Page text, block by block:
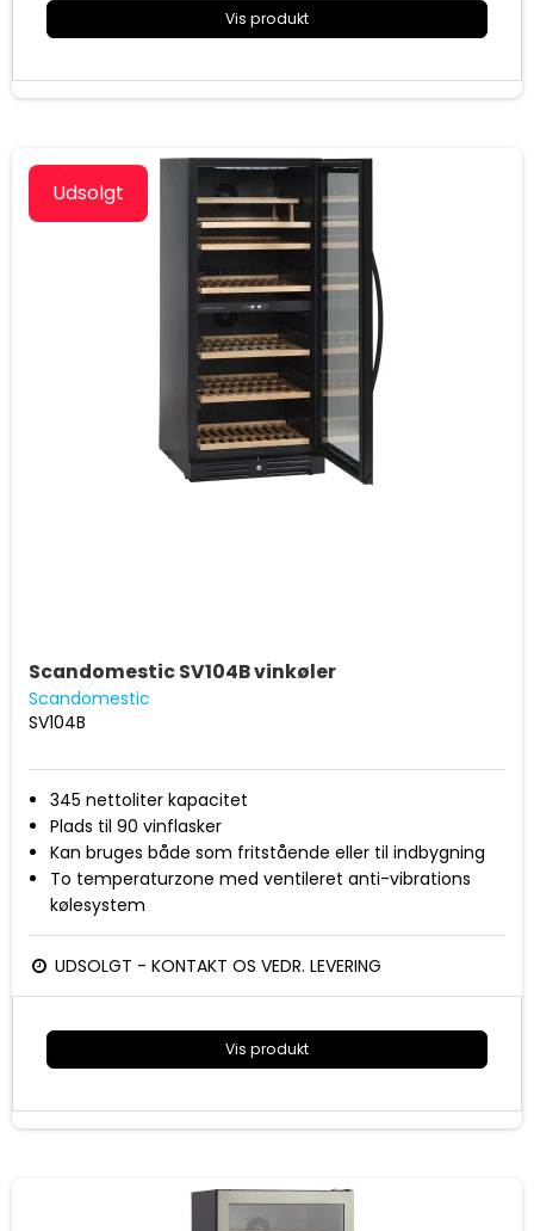
Vis produkt
Udsolgt
Scandomestic SV104B vinkøler
Scandomestic
SV104B
345 nettoliter kapacitet
Plads til 90 vinflasker
Kan bruges både som fritstående eller til indbygning
To temperaturzone med ventileret anti-vibrations
kølesystem
Digital styring og display
Temperatur område 5-18 grader
eksklusiv rammeløs for glasdør
To indvendige horisontale LED lys
til vinkøleren
UDSOLGT - KONTAKT OS VEDR. LEVERING
Vis produkt